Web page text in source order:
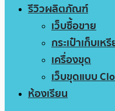
รีวิวผลิตภัณฑ์
เว็บซื้อขาย
กระเป๋าเก็บเห
เครื่องขุด
เว็บขุดแบบ
ห้องเรียน